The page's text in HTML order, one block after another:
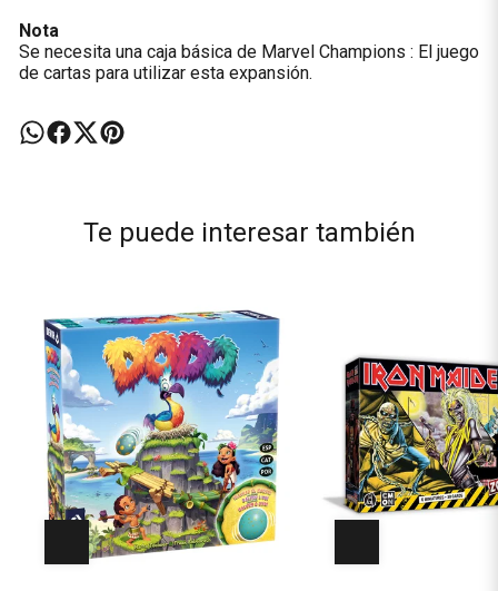
Nota
Se necesita una caja básica de Marvel Champions : El juego
de cartas para utilizar esta expansión.
Te puede interesar también